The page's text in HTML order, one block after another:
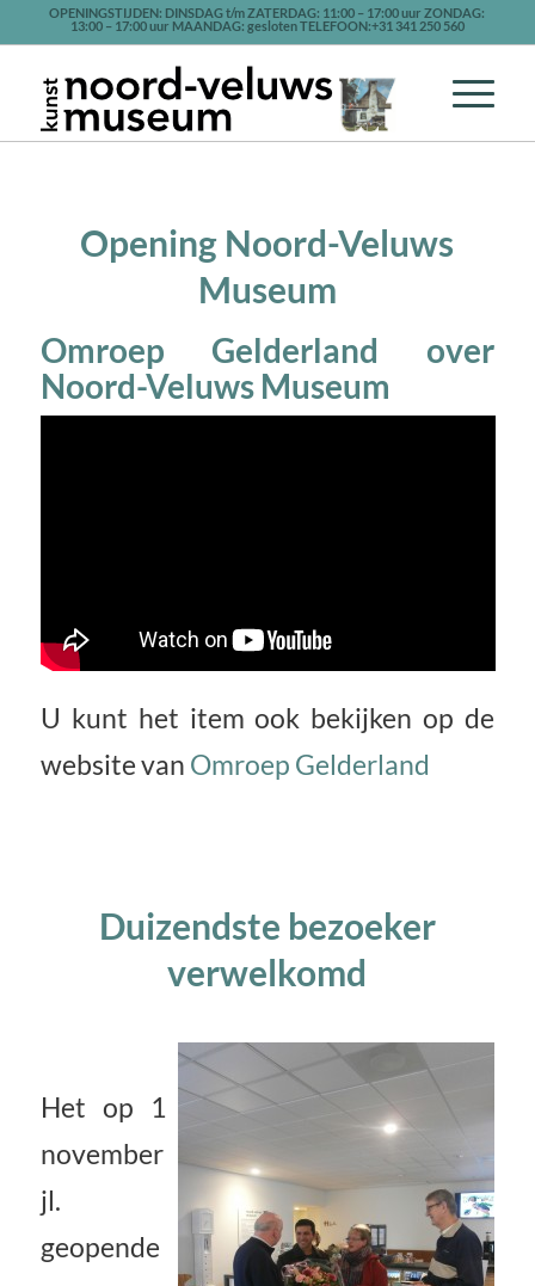
OPENINGSTIJDEN: DINSDAG t/m ZATERDAG: 11:00 – 17:00 uur ZONDAG:
13:00 – 17:00 uur MAANDAG: gesloten TELEFOON:+31 341 250 560
Opening Noord-Veluws
Museum
Omroep Gelderland over
Noord-Veluws Museum
U kunt het item ook bekijken op de
website van Omroep Gelderland
Duizendste bezoeker
verwelkomd
Het op 1
november
jl.
geopende